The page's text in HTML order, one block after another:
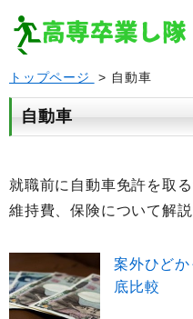
トップページ > 自動車
自動車
就職前に自動車免許を取
維持費、保険について解説
案外ひど
底比較